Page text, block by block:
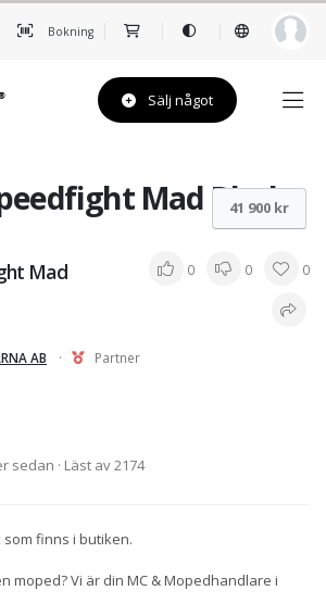
Bokning
Sälj något
Mad Black •
Mad
0 0 0
AB · Partner
41 900 kr
sedan · Läst av 2174
som finns i butiken.
moped? Vi är din MC & Mopedhandlare i